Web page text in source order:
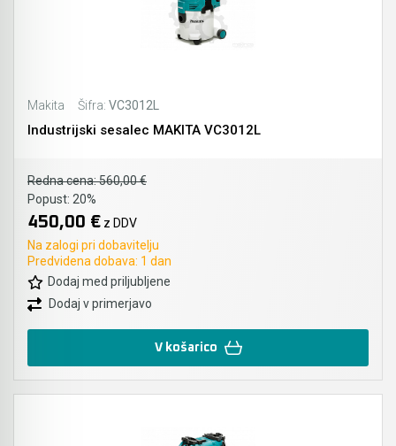
Makita Šifra: VC3012L
Industrijski sesalec MAKITA VC3012L
Redna cena:560,00 €
Popust: 20%
450,00 € z DDV
Na zalogi pri dobavitelju
Predvidena dobava: 1 dan
Dodaj med priljubljene
Dodaj v primerjavo
V košarico
Akumulatorski vezalci in rezalniki armature &
Akumulatorski čistilniki